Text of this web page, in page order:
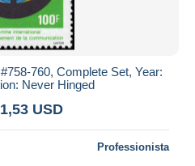
760, Complete Set, Year:
Never Hinged
USD
Professionista